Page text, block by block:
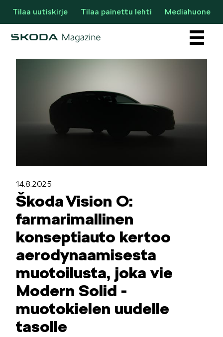
Tilaa uutiskirje Tilaa painettu lehti Mediahuone
Osastot
LIFESTYLE
ŠKODA SPONSOROI
14.8.2025
Škoda Vision O:
farmarimallinen
konseptiauto kertoo
aerodynaamisesta
muotoilusta, joka vie
Modern Solid -
muotokielen uudelle
tasolle